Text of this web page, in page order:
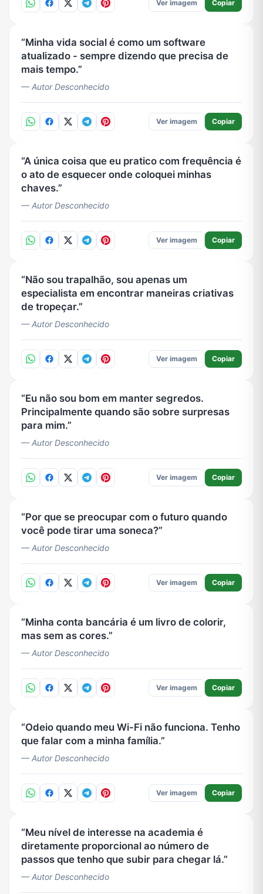
Ver imagem Copiar
Minha vida social é como um software
atualizado - sempre dizendo que precisa de
mais tempo.
— Autor Desconhecido
Ver imagem Copiar
A única coisa que eu pratico com frequência é
o ato de esquecer onde coloquei minhas
chaves.
— Autor Desconhecido
Ver imagem Copiar
Não sou trapalhão, sou apenas um
especialista em encontrar maneiras criativas
de tropeçar.
— Autor Desconhecido
Ver imagem Copiar
Eu não sou bom em manter segredos.
Principalmente quando são sobre surpresas
para mim.
— Autor Desconhecido
Ver imagem Copiar
Por que se preocupar com o futuro quando
você pode tirar uma soneca?
— Autor Desconhecido
Ver imagem Copiar
Minha conta bancária é um livro de colorir,
mas sem as cores.
— Autor Desconhecido
Ver imagem Copiar
Odeio quando meu Wi-Fi não funciona. Tenho
que falar com a minha família.
— Autor Desconhecido
Ver imagem Copiar
Meu nível de interesse na academia é
diretamente proporcional ao número de
passos que tenho que subir para chegar lá.
— Autor Desconhecido